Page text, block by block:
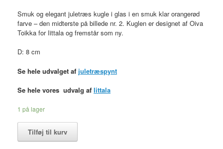
Smuk og elegant juletræs kugle i glas i en smuk klar orangerød
farve – den midterste på billede nr. 2. Kuglen er designet af Oiva
Toikka for Iittala og fremstår som ny.
D: 8 cm
Se hele udvalget af juletræspynt
Se hele vores udvalg af Iittala
1 på lager
Julekugle
Tilføj til kurv